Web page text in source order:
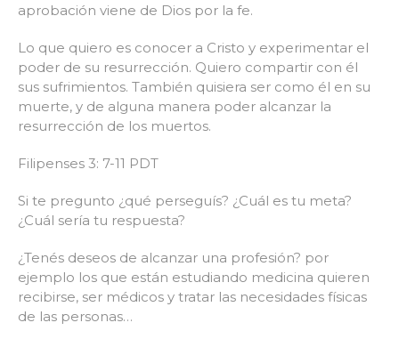
aprobación viene de Dios por la fe.
Lo que quiero es conocer a Cristo y experimentar el
poder de su resurrección. Quiero compartir con él
sus sufrimientos. También quisiera ser como él en su
muerte, y de alguna manera poder alcanzar la
resurrección de los muertos.
Filipenses 3: 7-11 PDT
Si te pregunto ¿qué perseguís? ¿Cuál es tu meta?
¿Cuál sería tu respuesta?
¿Tenés deseos de alcanzar una profesión? por
ejemplo los que están estudiando medicina quieren
recibirse, ser médicos y tratar las necesidades físicas
de las personas…